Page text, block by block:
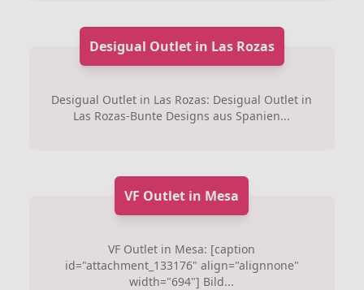
Desigual Outlet in Las Rozas
Desigual Outlet in Las Rozas: Desigual Outlet in
Las Rozas-Bunte Designs aus Spanien...
VF Outlet in Mesa
VF Outlet in Mesa: [caption
id="attachment_133176" align="alignnone"
width="694"] Bild...